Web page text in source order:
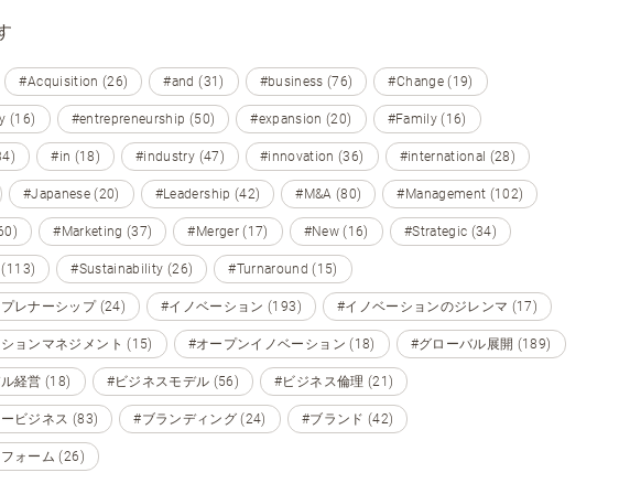
#Acquisition (26) #and (31) #business (76) #Change (19)
(16) #entrepreneurship (50) #expansion (20) #Family (16)
#in (18) #industry (47) #innovation (36) #international (28)
#Japanese (20) #Leadership (42) #M&A (80) #Management (102)
#Marketing (37) #Merger (17) #New (16) #Strategic (34)
#Sustainability (26) #Turnaround (15)
レナーシップ (24) #イノベーション (193) #イノベーションのジレンマ (17)
ョンマネジメント (15) #オープンイノベーション (18) #グローバル展開 (189)
経営 (18) #ビジネスモデル (56) #ビジネス倫理 (21)
ビジネス (83) #ブランディング (24) #ブランド (42)
ォーム (26)